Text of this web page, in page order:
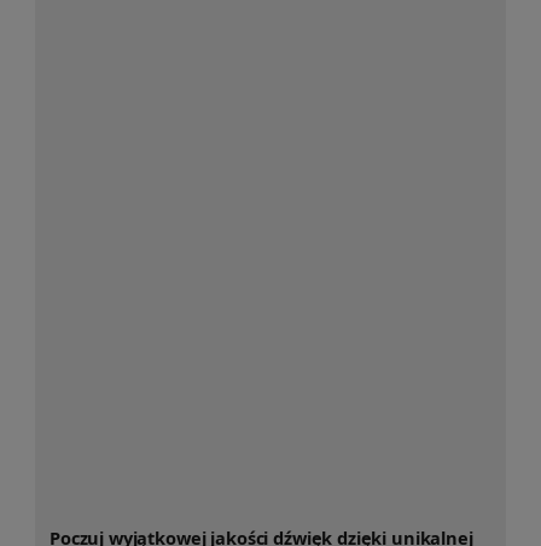
Poczuj wyjątkowej jakości dźwięk dzięki unikalnej